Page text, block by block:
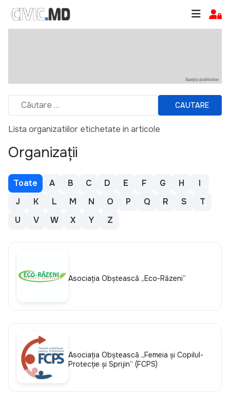
CAUTARE
Lista organizatiilor etichetate in articole
Organizații
Toate A B C D E F G H
I
J
K L M N O P Q R S
T
U
V W X Y Z
Asociația Obștească „Eco-Răzeni”
Asociaţia Obştească „Femeia şi Copilul-
Protecţie şi Sprijin” (FCPS)